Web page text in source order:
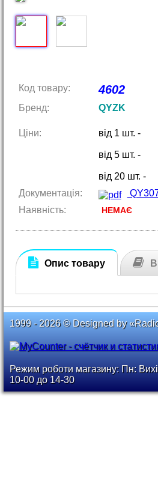
Код товару: 4602
Бренд: QYZK
Ціни: від 1 шт. -
від 5 шт. -
від 20 шт. -
Документація:
Наявність:
НЕМАЄ
Опис товару
1999 - 2026 © Designed by
Режим роботи магазину: Пн:
10-00 до 14-30